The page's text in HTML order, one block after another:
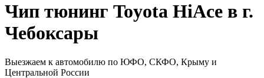
Чип тюнинг Toyota HiAce в г.
Чебоксары
Выезжаем к автомобилю по ЮФО, СКФО, Крыму и
Центральной России